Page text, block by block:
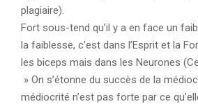
plagiaire).
Fort sous-tend qu’il y a en face un
la faiblesse, c’est dans l’Esprit et la
les biceps mais dans les Neurones
» On s’étonne du succès de la
médiocrité n’est pas forte par ce